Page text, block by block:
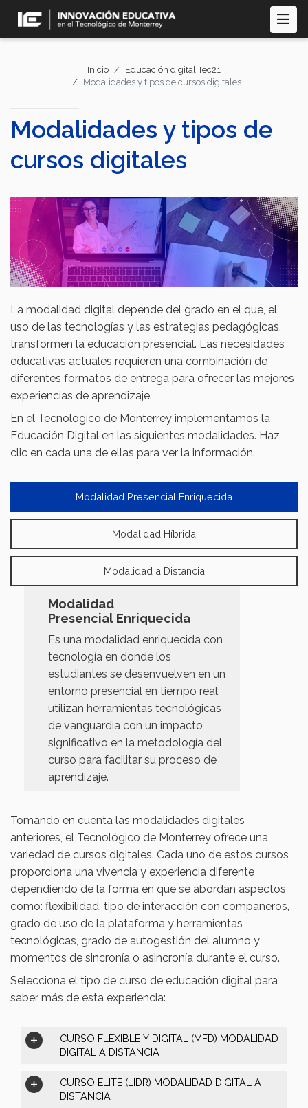
Pasar
contenido
Inicio
Educación digital Tec21
Modalidades y tipos de cursos digitales
Modalidades y tipos de
cursos digitales
La modalidad digital depende del grado en el que, el
uso de las tecnologías y las estrategias pedagógicas,
transformen la educación presencial. Las necesidades
educativas actuales requieren una combinación de
diferentes formatos de entrega para ofrecer las mejores
experiencias de aprendizaje.
En el Tecnológico de Monterrey implementamos la
Educación Digital en las siguientes modalidades. Haz
clic en cada una de ellas para ver la información.
Modalidad Presencial Enriquecida
Modalidad Híbrida
Modalidad a Distancia
Modalidad
Presencial Enriquecida
Es una modalidad enriquecida con
tecnología en donde los
estudiantes se desenvuelven en un
entorno presencial en tiempo real;
utilizan herramientas tecnológicas
de vanguardia con un impacto
significativo en la metodología del
curso para facilitar su proceso de
aprendizaje.
Tomando en cuenta las modalidades digitales
anteriores, el Tecnológico de Monterrey ofrece una
variedad de cursos digitales. Cada uno de estos cursos
proporciona una vivencia y experiencia diferente
dependiendo de la forma en que se abordan aspectos
como: flexibilidad, tipo de interacción con compañeros,
grado de uso de la plataforma y herramientas
tecnológicas, grado de autogestión del alumno y
momentos de sincronía o asincronía durante el curso.
Selecciona el tipo de curso de educación digital para
saber más de esta experiencia:
CURSO FLEXIBLE Y DIGITAL (MFD) MODALIDAD
DIGITAL A DISTANCIA
CURSO ELITE (LIDR) MODALIDAD DIGITAL A
DISTANCIA